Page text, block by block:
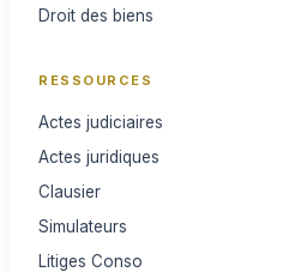
Droit des biens
RESSOURCES
Actes judiciaires
Actes juridiques
Clausier
Simulateurs
Litiges Conso